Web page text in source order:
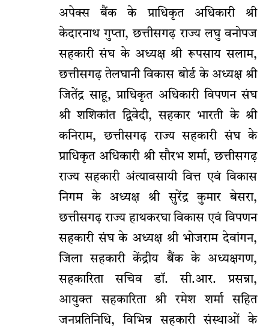
अपेक्स बैंक के प्राधिकृत अधिकारी श्री
केदारनाथ गुप्ता, छत्तीसगढ़ राज्य लघु वनोपज
सहकारी संघ के अध्यक्ष श्री रूपसाय सलाम,
छत्तीसगढ़ तेलघानी विकास बोर्ड के अध्यक्ष श्री
जितेंद्र साहू, प्राधिकृत अधिकारी विपणन संघ
श्री शशिकांत द्विवेदी, सहकार भारती के श्री
कनिराम, छत्तीसगढ़ राज्य सहकारी संघ के
प्राधिकृत अधिकारी श्री सौरभ शर्मा, छत्तीसगढ़
राज्य सहकारी अंत्यावसायी वित्त एवं विकास
निगम के अध्यक्ष श्री सुरेंद्र कुमार बेसरा,
छत्तीसगढ़ राज्य हाथकरघा विकास एवं विपणन
सहकारी संघ के अध्यक्ष श्री भोजराम देवांगन,
जिला सहकारी केंद्रीय बैंक के अध्यक्षगण,
सहकारिता सचिव डॉ. सी.आर. प्रसन्ना,
आयुक्त सहकारिता श्री रमेश शर्मा सहित
जनप्रतिनिधि, विभिन्न सहकारी संस्थाओं के